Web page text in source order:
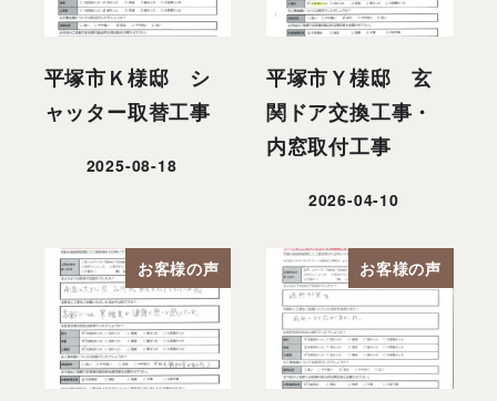
平塚市Ｋ様邸 シ
ャッター取替工事
投稿日
2025-08-18
平塚市Ｙ様邸 玄
関ドア交換工事・
内窓取付工事
投稿日
2026-04-10
お客様の声 お客様の声